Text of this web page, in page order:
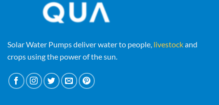
Solar Water Pumps deliver water to people, livestockand
crops using the power of the sun.